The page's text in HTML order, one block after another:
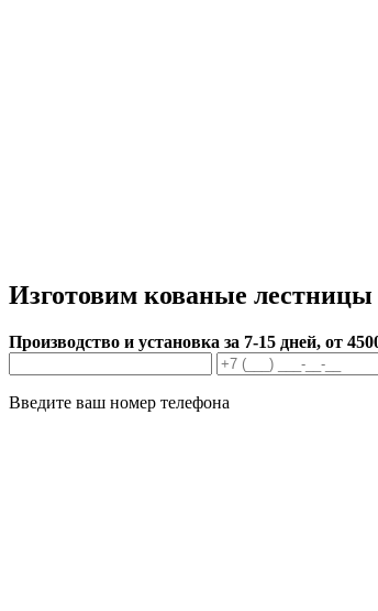
Изготовим кованые
Производство и установка за 7-15 дней, от
Введите ваш номер телефона